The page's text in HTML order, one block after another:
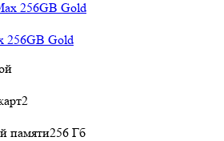
256GB Gold
2
памяти256 Гб